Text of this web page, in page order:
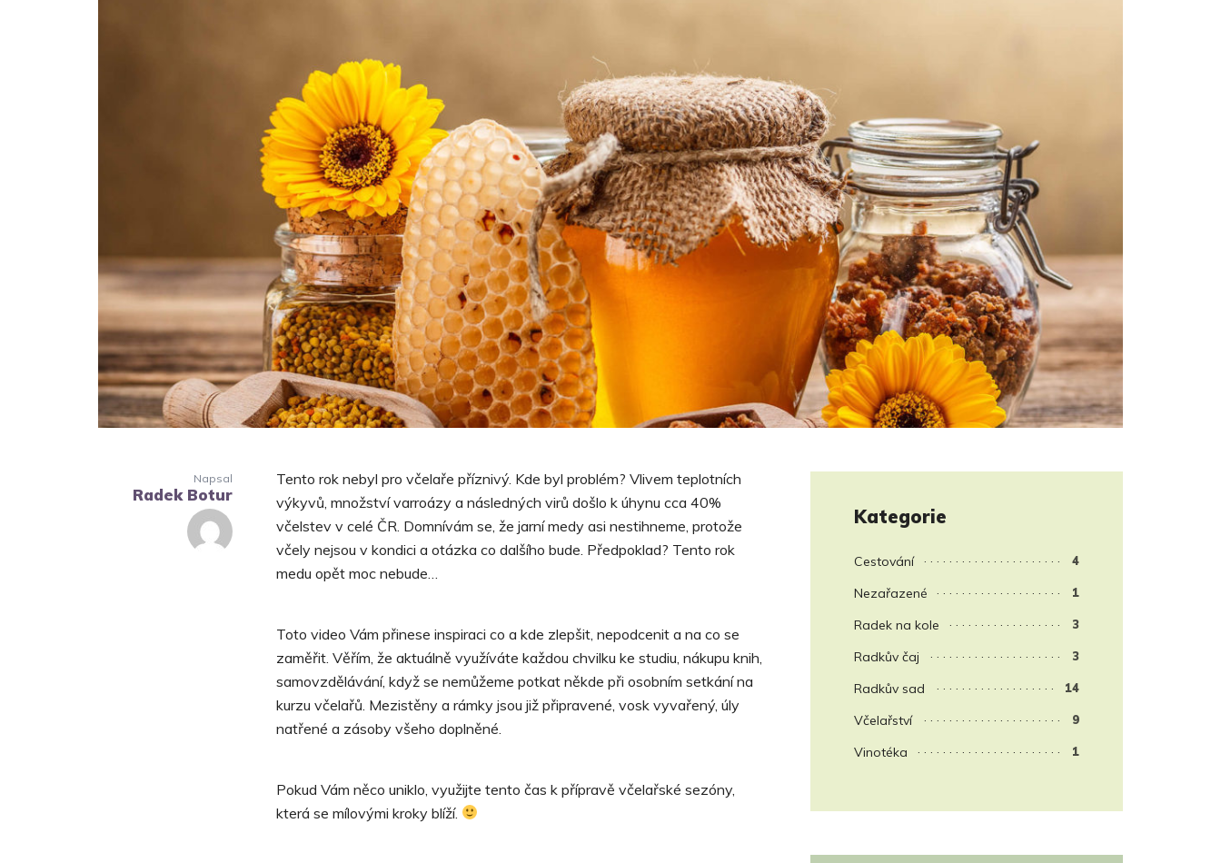
Napsal
Radek Botur
Tento rok nebyl pro včelaře příznivý. Kde byl problém? Vlivem teplotních
výkyvů, množství varroázy a následných virů došlo k úhynu cca 40%
včelstev v celé ČR. Domnívám se, že jarní medy asi nestihneme, protože
včely nejsou v kondici a otázka co dalšího bude. Předpoklad? Tento rok
medu opět moc nebude…
Toto video Vám přinese inspiraci co a kde zlepšit, nepodcenit a na co se
zaměřit. Věřím, že aktuálně využíváte každou chvilku ke studiu, nákupu knih,
samovzdělávání, když se nemůžeme potkat někde při osobním setkání na
kurzu včelařů. Mezistěny a rámky jsou již připravené, vosk vyvařený, úly
natřené a zásoby všeho doplněné.
Pokud Vám něco uniklo, využijte tento čas k přípravě včelařské sezóny,
která se mílovými kroky blíží.
Kategorie
Cestování 4
Nezařazené 1
Radek na kole 3
Radkův čaj 3
Radkův sad 14
Včelařství 9
Vinotéka 1